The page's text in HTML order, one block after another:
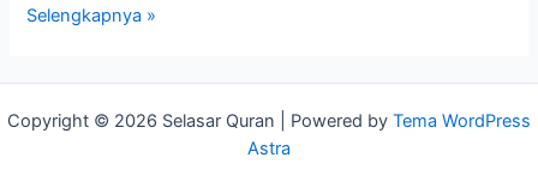
Selengkapnya »
Copyright © 2026 Selasar Quran | Powered by Tema WordPress
Astra